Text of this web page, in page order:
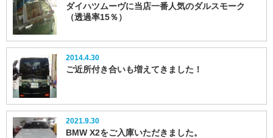
ダイハツムーヴに当店一番人気のダルスモーク
（透過率15％）
2014.4.30
ご近所付き合いも増えてきました！
2021.9.30
BMW X2をご入庫いただきました。